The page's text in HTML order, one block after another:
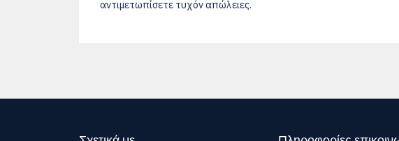
αντιμετωπίσετε τυχόν απώλειες.